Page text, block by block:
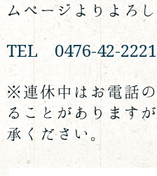
ムページよりよろ
TEL 0476-42-2221
※連休中はお電話
ることがあります
承ください。